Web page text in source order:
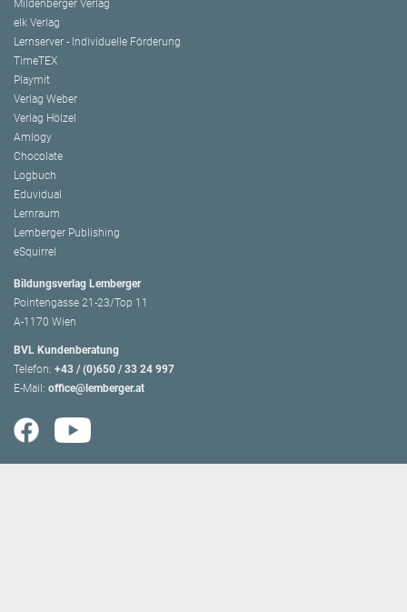
Mildenberger Verlag
elk Verlag
Lernserver - Individuelle Förderung
TimeTEX
Playmit
Verlag Weber
Verlag Hölzel
Amlogy
Chocolate
Logbuch
Eduvidual
Lernraum
Lemberger Publishing
eSquirrel
Bildungsverlag Lemberger
Pointengasse 21-23/Top 11
A-1170 Wien
BVL Kundenberatung
Telefon: +43 / (0)650 / 33 24 997
E-Mail: office@lemberger.at